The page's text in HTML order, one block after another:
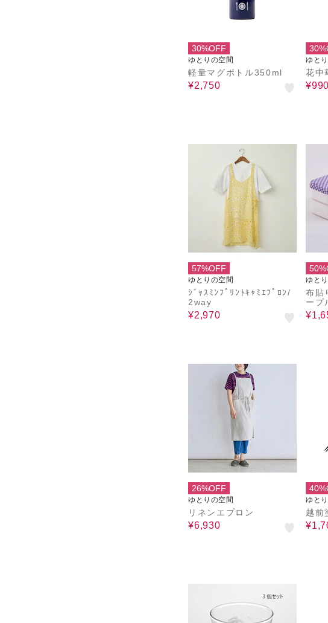
30%OFF
ゆとりの空間
軽量マグボトル350ml
¥2,750
ゆと
花中
¥990
57%OFF
ゆとりの空間
ｼﾞｬｽﾐﾝﾌﾟﾘﾝﾄｷｬﾐｴﾌﾟﾛﾝ/
2way
¥2,970
ゆと
布貼
ープ
26%OFF
ゆとりの空間
リネンエプロン
¥6,930
ゆと
越前